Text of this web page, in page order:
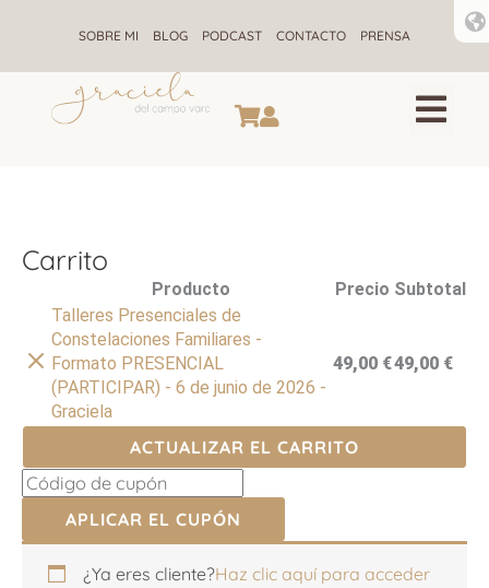
SOBRE MI BLOG PODCAST CONTACTO PRENSA
Carrito
artículo
Producto Precio Subtotal
Talleres Presenciales de
Constelaciones Familiares -
Formato PRESENCIAL
(PARTICIPAR) - 6 de junio de 2026 -
Graciela
49,00 €49,00 €
ACTUALIZAR EL CARRITO
APLICAR EL CUPÓN
¿Ya eres cliente?Haz clic aquí para acceder
habitación,
habitación,